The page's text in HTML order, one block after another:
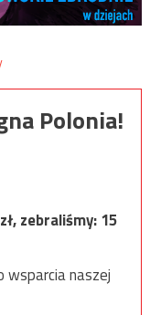
Polonia!
zł, zebraliśmy:15
wsparcia naszej